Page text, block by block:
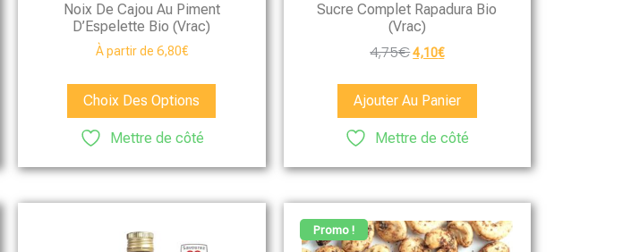
Noix De Cajou Au Piment
D’Espelette Bio (vrac)
À partir de 6,80€
Choix Des Options
Mettre de côté
Sucre Complet Rapadura Bio
(vrac)
4,75€4,10€
Ajouter Au Panier
Mettre de côté
Promo !